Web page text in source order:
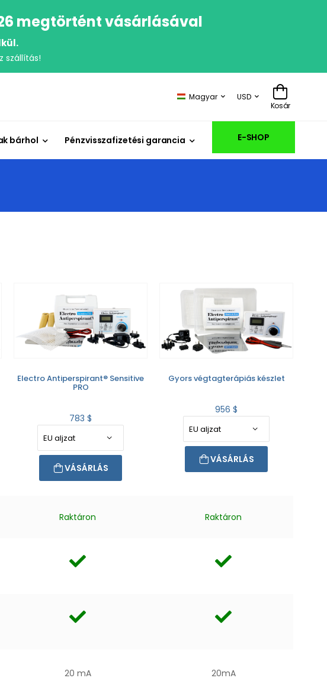
megtörtént vásárlásával
szállítás!
Magyar
USD
Kosár
bárhol Pénzvisszafizetési garancia E-SHOP
Electro Antiperspirant® Sensitive
PRO
783 $
VÁSÁRLÁS
Gyors végtagterápiás készlet
956 $
VÁSÁRLÁS
Raktáron Raktáron
20 mA 20mA